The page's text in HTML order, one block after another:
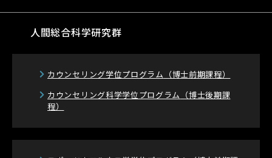
人間総合科学研究群
カウンセリング学位プログラム （博士前期課程）
カウンセリング科学学位プログラム
（博士後期課
程）